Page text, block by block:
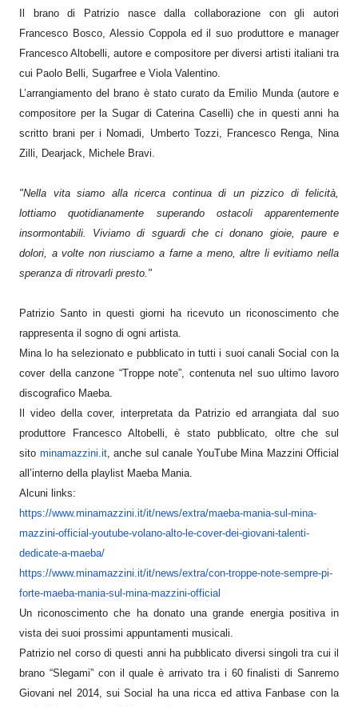
Il brano di Patrizio nasce dalla collaborazione con gli autori
Francesco Bosco, Alessio Coppola ed il suo produttore e manager
Francesco Altobelli, autore e compositore per diversi artisti italiani tra
cui Paolo Belli, Sugarfree e Viola Valentino.
L’arrangiamento del brano è stato curato da Emilio Munda (autore e
compositore per la Sugar di Caterina Caselli) che in questi anni ha
scritto brani per i Nomadi, Umberto Tozzi, Francesco Renga, Nina
Zilli, Dearjack, Michele Bravi.
"Nella vita siamo alla ricerca continua di un pizzico di felicità,
lottiamo quotidianamente superando ostacoli apparentemente
insormontabili. Viviamo di sguardi che ci donano gioie, paure e
dolori, a volte non riusciamo a farne a meno, altre li evitiamo nella
speranza di ritrovarli presto."
Patrizio Santo in questi giorni ha ricevuto un riconoscimento che
rappresenta il sogno di ogni artista.
Mina lo ha selezionato e pubblicato in tutti i suoi canali Social con la
cover della canzone “Troppe note”, contenuta nel suo ultimo lavoro
discografico Maeba.
Il video della cover, interpretata da Patrizio ed arrangiata dal suo
produttore Francesco Altobelli, è stato pubblicato, oltre che sul
sito minamazzini.it, anche sul canale YouTube Mina Mazzini Official
all’interno della playlist Maeba Mania.
Alcuni links:
https://www.minamazzini.it/it/news/extra/maeba-mania-sul-mina-
mazzini-official-youtube-vol ano-alto-le-cover-dei-giovani-talenti-
dedicate-a-maeba/
https://www.minamazzini.it/it/news/extra/con-troppe-note-sempre-pi-
forte-maeba-mania-sul-mina-mazzini-official
Un riconoscimento che ha donato una grande energia positiva in
vista dei suoi prossimi appuntamenti musicali.
Patrizio nel corso di questi anni ha pubblicato diversi singoli tra cui il
brano “Slegami” con il quale è arrivato tra i 60 finalisti di Sanremo
Giovani nel 2014, sui Social ha una ricca ed attiva Fanbase con la